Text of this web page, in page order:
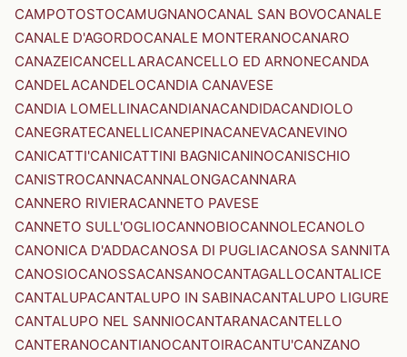
CAMPOTOSTOCAMUGNANOCANAL SAN BOVOCANALE
CANALE D'AGORDOCANALE MONTERANOCANARO
CANAZEICANCELLARACANCELLO ED ARNONECANDA
CANDELACANDELOCANDIA CANAVESE
CANDIA LOMELLINACANDIANACANDIDACANDIOLO
CANEGRATECANELLICANEPINACANEVACANEVINO
CANICATTI'CANICATTINI BAGNICANINOCANISCHIO
CANISTROCANNACANNALONGACANNARA
CANNERO RIVIERACANNETO PAVESE
CANNETO SULL'OGLIOCANNOBIOCANNOLECANOLO
CANONICA D'ADDACANOSA DI PUGLIACANOSA SANNITA
CANOSIOCANOSSACANSANOCANTAGALLOCANTALICE
CANTALUPACANTALUPO IN SABINACANTALUPO LIGURE
CANTALUPO NEL SANNIOCANTARANACANTELLO
CANTERANOCANTIANOCANTOIRACANTU'CANZANO